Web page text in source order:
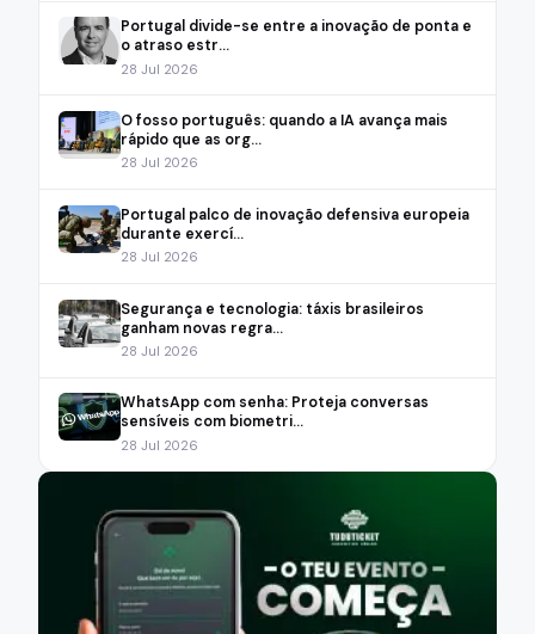
Portugal divide-se entre a inovação de ponta e
o atraso estr...
28 Jul 2026
O fosso português: quando a IA avança mais
rápido que as org...
28 Jul 2026
Portugal palco de inovação defensiva europeia
durante exercí...
28 Jul 2026
Segurança e tecnologia: táxis brasileiros
ganham novas regra...
28 Jul 2026
WhatsApp com senha: Proteja conversas
sensíveis com biometri...
28 Jul 2026